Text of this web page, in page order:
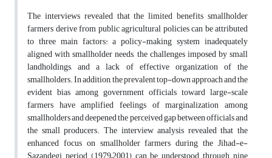
The interviews revealed that the limited benefits smallholder
farmers derive from public agricultural policies can be attributed
to three main factors: a policy-making system inadequately
aligned with smallholder needs, the challenges imposed by small
landholdings, and a lack of effective organization of the
smallholders. In addition, the prevalent top-down approach and the
evident bias among government officials toward large-scale
farmers have amplified feelings of marginalization among
smallholders and deepened the perceived gap between officials and
the small producers. The interview analysis revealed that the
enhanced focus on smallholder farmers during the Jihad-e-